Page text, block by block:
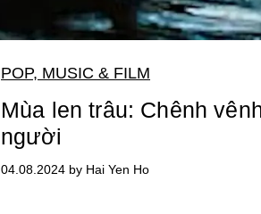
POP, MUSIC & FILM
Mùa len trâu: Chênh
người
04.08.2024 by Hai Yen Ho